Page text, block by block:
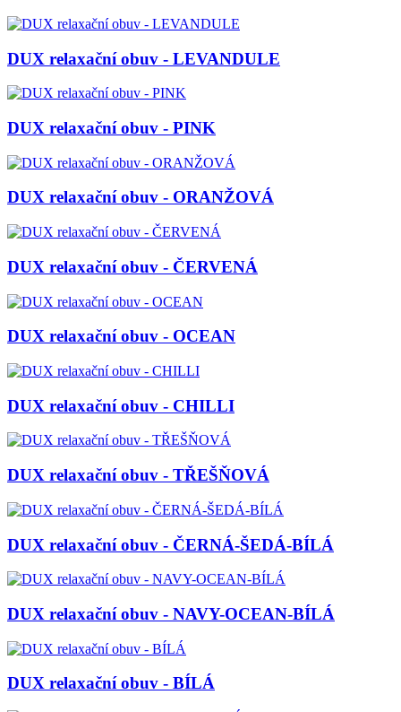
DUX relaxační obuv - LEVANDULE
DUX relaxační obuv - PINK
DUX relaxační obuv - ORANŽOVÁ
DUX relaxační obuv - ČERVENÁ
DUX relaxační obuv - OCEAN
DUX relaxační obuv - CHILLI
DUX relaxační obuv - TŘEŠŇOVÁ
DUX relaxační obuv - ČERNÁ-ŠEDÁ-BÍLÁ
DUX relaxační obuv - NAVY-OCEAN-BÍLÁ
DUX relaxační obuv - BÍLÁ